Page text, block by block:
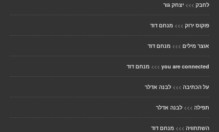
לחבק >>> יצחק גור
פוקוס ירוק >>> מנחם דוד
אוצר מילים >>> מנחם דוד
you are connected
>>> מנחם דוד
על הכתיבה >>> לבנה אדלר
תפילה >>> לבנה אדלר
השתחוויה >>> מנחם דוד